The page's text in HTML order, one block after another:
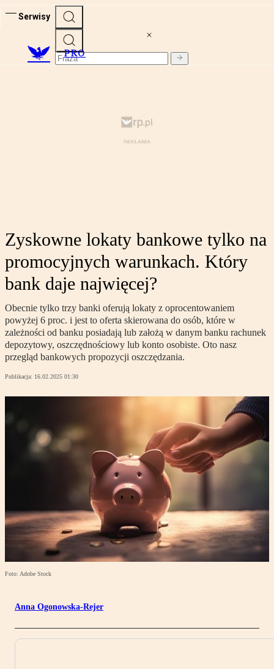
Serwisy
PRO
Zyskowne lokaty bankowe tylko na
promocyjnych warunkach. Który
bank daje najwięcej?
Obecnie tylko trzy banki oferują lokaty z oprocentowaniem
powyżej 6 proc. i jest to oferta skierowana do osób, które w
zależności od banku posiadają lub założą w danym banku rachunek
depozytowy, oszczędnościowy lub konto osobiste. Oto nasz
przegląd bankowych propozycji oszczędzania.
Publikacja: 16.02.2025 01:30
Foto: Adobe Stock
Anna Ogonowska-Rejer